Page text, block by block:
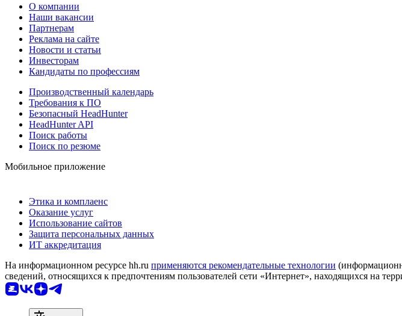
О компании
Наши вакансии
Партнерам
Реклама на сайте
Новости и статьи
Инвесторам
Кандидаты по профессиям
Производственный календарь
Требования к ПО
Безопасный HeadHunter
HeadHunter API
Поиск работы
Поиск по резюме
Мобильное приложение
Этика и комплаенс
Оказание услуг
Использование сайтов
Защита персональных данных
ИТ аккредитация
На информационном ресурсе hh.ru применяются рекомендательные технологии
сведений, относящихся к предпочтениям пользователей сети «Интернет», находящихся на